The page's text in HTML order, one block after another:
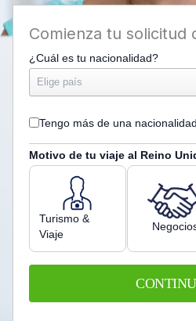
Comienza tu solicitud
¿Cuál es tu nacionalidad?
Tengo más de una nacionalidad
Motivo de tu viaje al Reino
Turismo &
Viaje